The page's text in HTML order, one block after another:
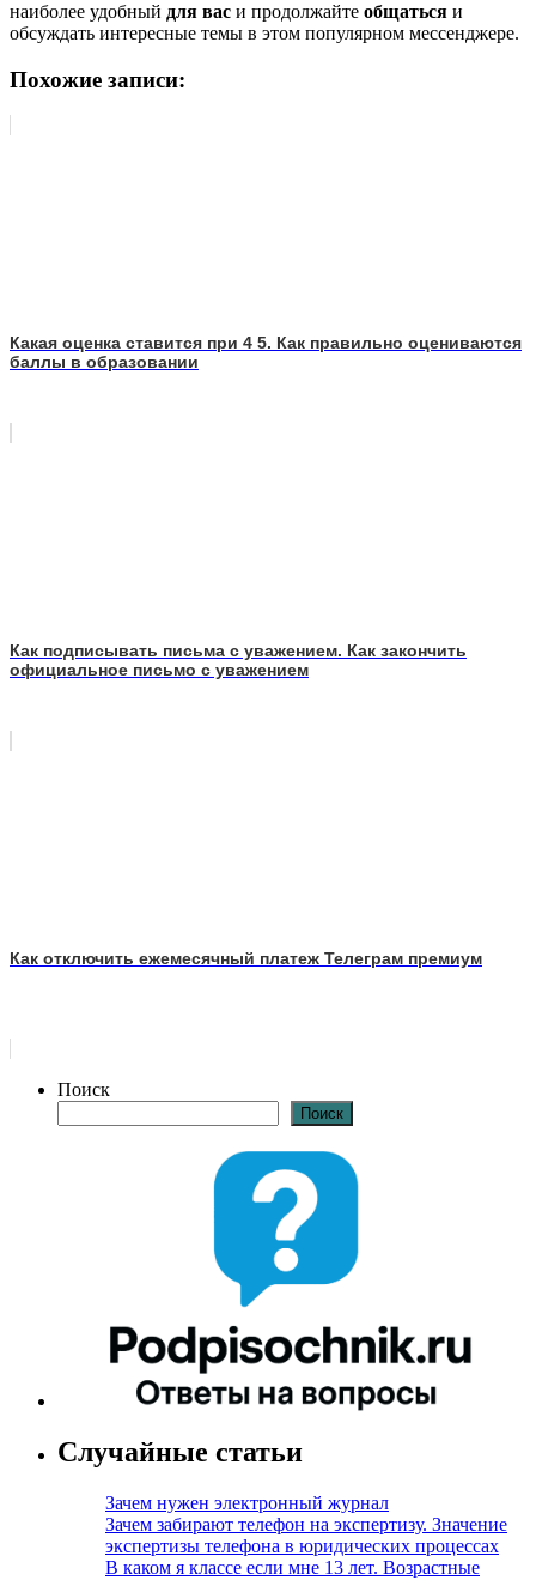
наиболее удобный для вас и продолжайте общаться и
обсуждать интересные темы в этом популярном мессенджере.
Похожие записи:
Какая оценка ставится при 4 5. Как правильно оцениваются
баллы в образовании
Как подписывать письма с уважением. Как закончить
официальное письмо с уважением
Как отключить ежемесячный платеж Телеграм премиум
Поиск
Поиск
Случайные статьи
Зачем нужен электронный журнал
Зачем забирают телефон на экспертизу. Значение
экспертизы телефона в юридических процессах
В каком я классе если мне 13 лет. Возрастные